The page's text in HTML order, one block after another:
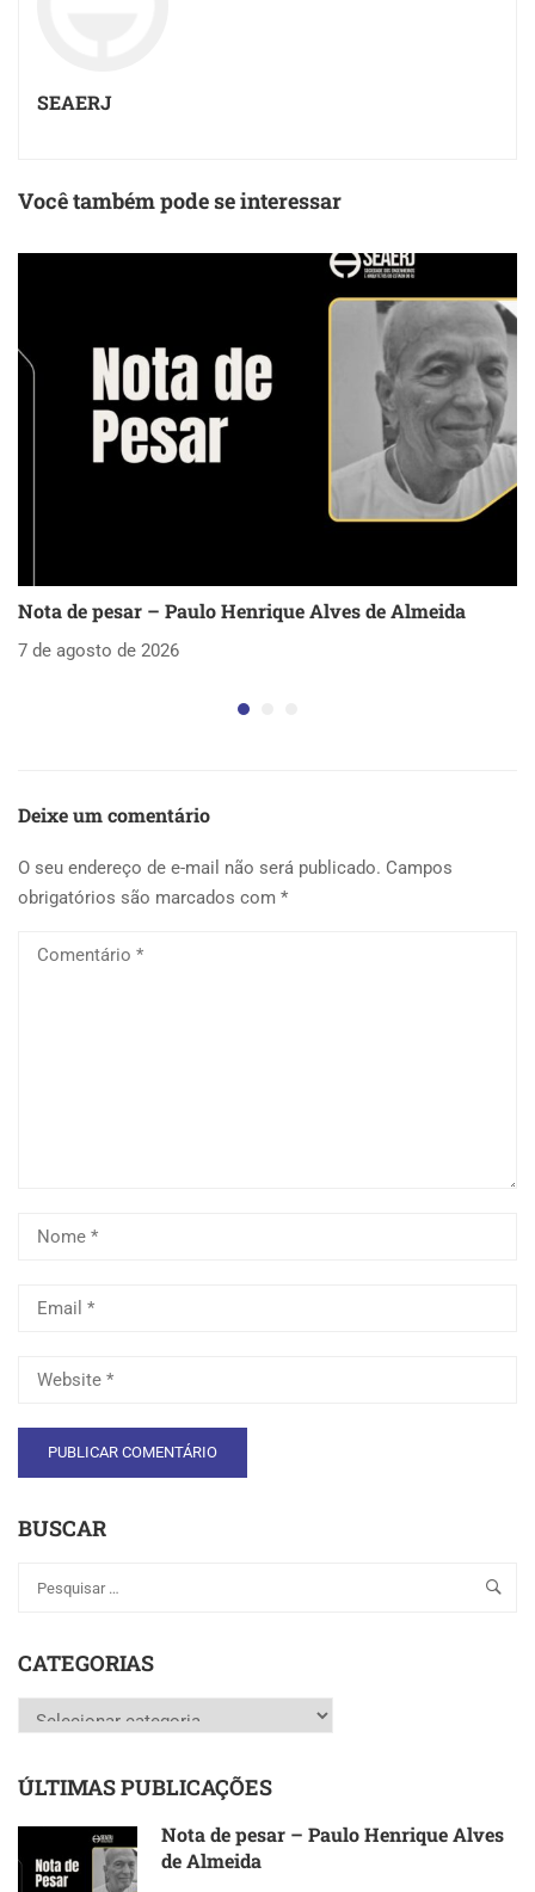
SEAERJ
Você também pode se interessar
Nota de pesar – Paulo Henrique Alves de Almeida
7 de agosto de 2026
Deixe um comentário
O seu endereço de e-mail não será publicado. Campos
obrigatórios são marcados com *
BUSCAR
CATEGORIAS
Categorias
ÚLTIMAS PUBLICAÇÕES
Nota de pesar – Paulo Henrique Alves
de Almeida